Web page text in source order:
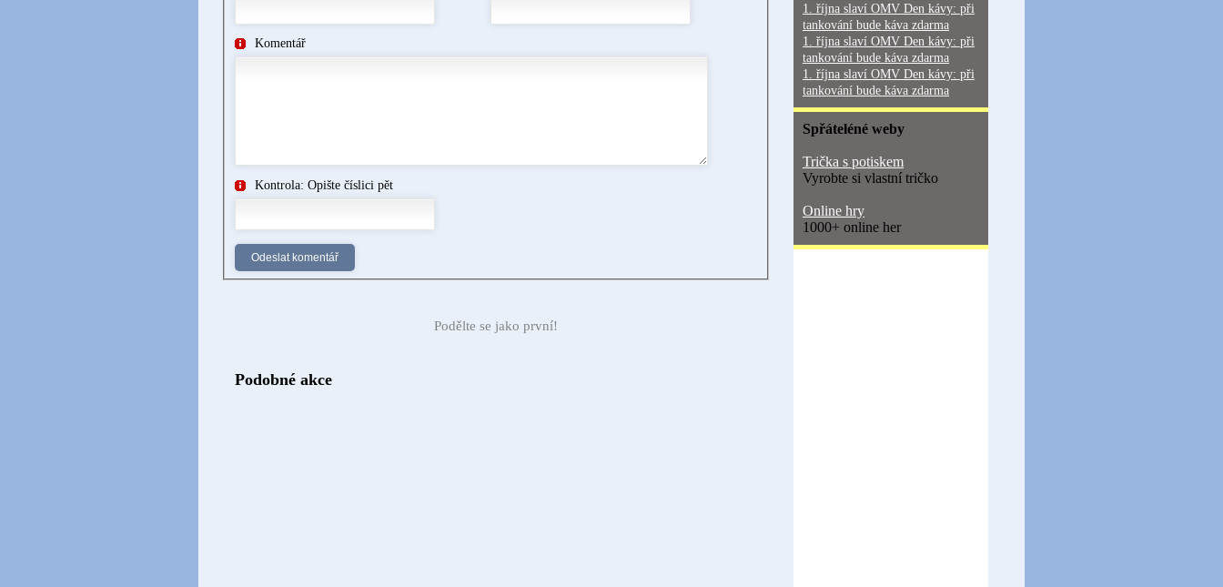
Komentář
Kontrola: Opište číslici pět
Podělte se jako první!
Podobné akce
1. října slaví OMV Den kávy: při
tankování bude káva zdarma
1. října slaví OMV Den kávy: při
tankování bude káva zdarma
1. října slaví OMV Den kávy: při
tankování bude káva zdarma
Spřáteléné weby
Trička s potiskem
Vyrobte si vlastní tričko
Online hry
1000+ online her